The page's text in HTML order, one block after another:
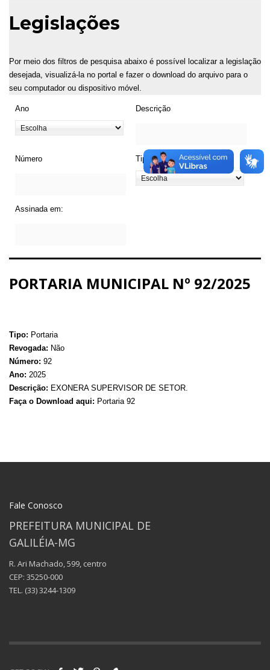
Legislações
Por meio dos filtros de pesquisa abaixo é possível localizar a legislação
desejada, visualizá-la no portal e fazer o download do arquivo para o
seu computador ou dispositivo móvel.
Ano Descrição
Número Tipo de Legislação
Assinada em:
PORTARIA MUNICIPAL Nº 92/2025
Tipo: Portaria
Revogada: Não
Número: 92
Ano: 2025
Descrição: EXONERA SUPERVISOR DE SETOR.
Faça o Download aqui: Portaria 92
Fale Conosco
PREFEITURA MUNICIPAL DE
GALILÉIA-MG
R. Ari Machado, 599, centro
CEP: 35250-000
TEL. (33) 3244-1309